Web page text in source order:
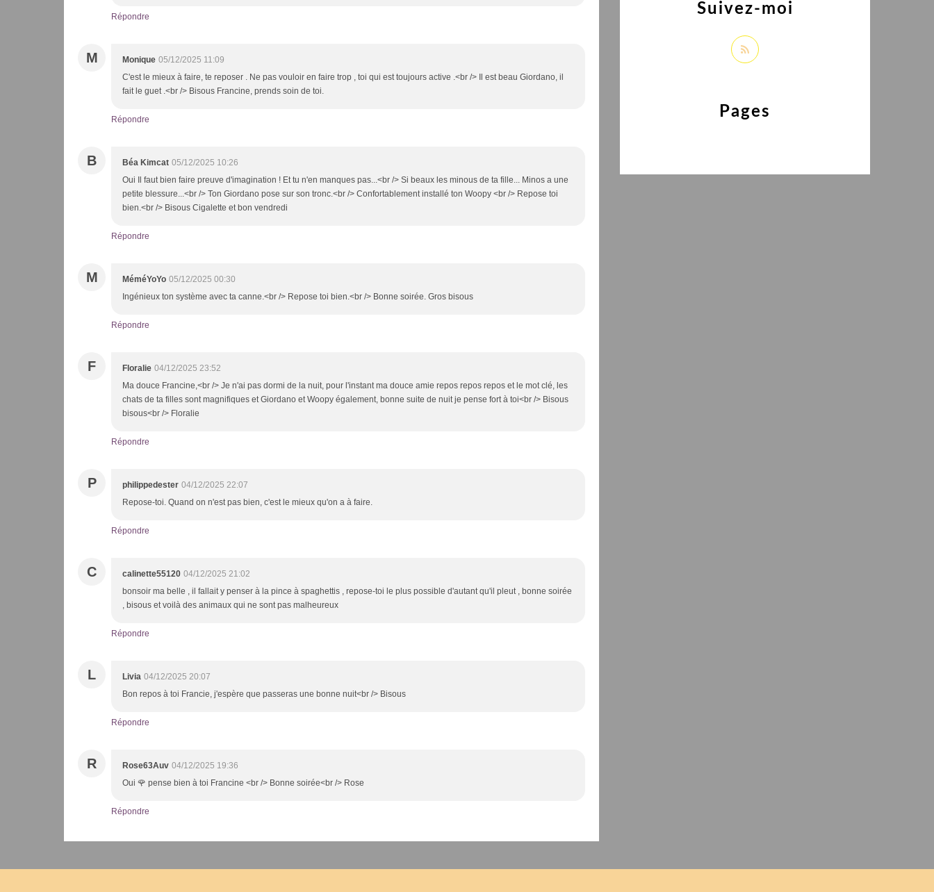
Répondre
M Monique 05/12/2025 11:09
C'est le mieux à faire, te reposer . Ne pas vouloir en faire trop , toi qui est toujours active .<br /> Il est beau Giordano, il
fait le guet .<br /> Bisous Francine, prends soin de toi.
Répondre
B Béa Kimcat 05/12/2025 10:26
Oui Il faut bien faire preuve d'imagination ! Et tu n'en manques pas...<br /> Si beaux les minous de ta fille... Minos a une
petite blessure...<br /> Ton Giordano pose sur son tronc.<br /> Confortablement installé ton Woopy <br /> Repose toi
bien.<br /> Bisous Cigalette et bon vendredi
Répondre
M MéméYoYo 05/12/2025 00:30
Ingénieux ton système avec ta canne.<br /> Repose toi bien.<br /> Bonne soirée. Gros bisous
Répondre
F Floralie 04/12/2025 23:52
Ma douce Francine,<br /> Je n'ai pas dormi de la nuit, pour l'instant ma douce amie repos repos repos et le mot clé, les
chats de ta filles sont magnifiques et Giordano et Woopy également, bonne suite de nuit je pense fort à toi<br /> Bisous
bisous<br /> Floralie
Répondre
P philippedester 04/12/2025 22:07
Repose-toi. Quand on n'est pas bien, c'est le mieux qu'on a à faire.
Répondre
C calinette55120 04/12/2025 21:02
bonsoir ma belle , il fallait y penser à la pince à spaghettis , repose-toi le plus possible d'autant qu'il pleut , bonne soirée
, bisous et voilà des animaux qui ne sont pas malheureux
Répondre
L Livia 04/12/2025 20:07
Bon repos à toi Francie, j'espère que passeras une bonne nuit<br /> Bisous
Répondre
R Rose63Auv 04/12/2025 19:36
Oui 🌹 pense bien à toi Francine <br /> Bonne soirée<br /> Rose
Répondre
Pages
Suivez-moi